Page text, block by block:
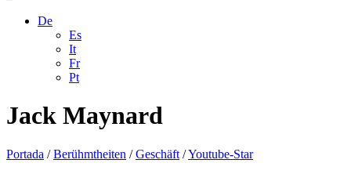
De
Es
It
Fr
Pt
Jack Maynard
Portada /Berühmtheiten /Geschäft /Youtube-Star